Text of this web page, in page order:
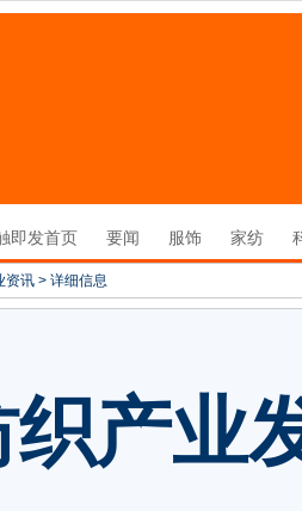
即发首页 要闻 服饰 家纺
资讯 > 详细信息
织产业